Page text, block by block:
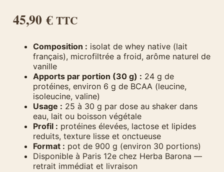
45,90€TTC
Composition : isolat de whey native (lait
français), microfiltrée a froid, arôme naturel de
vanille
Apports par portion (30 g) : 24 g de
protéines, environ 6 g de BCAA (leucine,
isoleucine, valine)
Usage : 25 à 30 g par dose au shaker dans
eau, lait ou boisson végétale
Profil : protéines élevées, lactose et lipides
reduits, texture lisse et onctueuse
Format : pot de 900 g (environ 30 portions)
Disponible à Paris 12e chez Herba Barona —
retrait immédiat et livraison